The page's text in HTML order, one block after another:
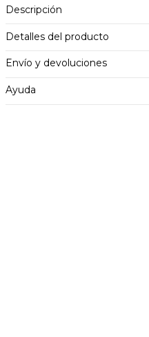
Descripción
Detalles del producto
Envío y devoluciones
Ayuda